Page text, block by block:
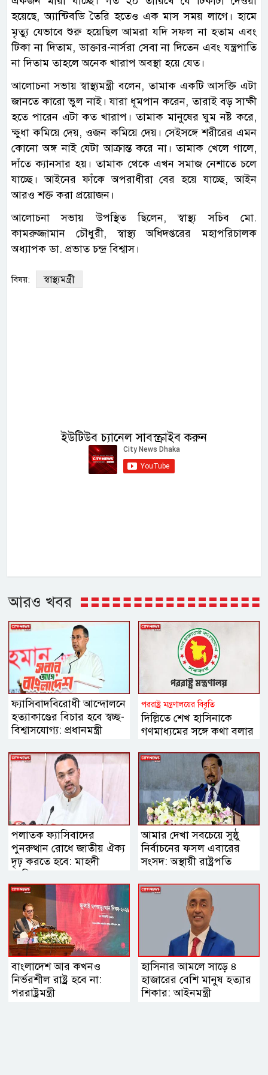
হয়েছে, অ্যান্টিবডি তৈরি হতেও এক মাস সময় লাগে। হামে
মৃত্যু যেভাবে শুরু হয়েছিল আমরা যদি সফল না হতাম এবং
টিকা না দিতাম, ডাক্তার-নার্সরা সেবা না দিতেন এবং যন্ত্রপাতি
না দিতাম তাহলে অনেক খারাপ অবস্থা হয়ে যেত।
আলোচনা সভায় স্বাস্থ্যমন্ত্রী বলেন, তামাক একটি আসক্তি এটা
জানতে কারো ভুল নাই। যারা ধূমপান করেন, তারাই বড় সাক্ষী
হতে পারেন এটা কত খারাপ। তামাক মানুষের ঘুম নষ্ট করে,
ক্ষুধা কমিয়ে দেয়, ওজন কমিয়ে দেয়। সেইসঙ্গে শরীরের এমন
কোনো অঙ্গ নাই যেটা আক্রান্ত করে না। তামাক খেলে গালে,
দাঁতে ক্যানসার হয়। তামাক থেকে এখন সমাজ নেশাতে চলে
যাচ্ছে। আইনের ফাঁকে অপরাধীরা বের হয়ে যাচ্ছে, আইন
আরও শক্ত করা প্রয়োজন।
আলোচনা সভায় উপস্থিত ছিলেন, স্বাস্থ্য সচিব মো.
কামরুজ্জামান চৌধুরী, স্বাস্থ্য অধিদপ্তরের মহাপরিচালক
অধ্যাপক ডা. প্রভাত চন্দ্র বিশ্বাস।
বিষয়: স্বাস্থ্যমন্ত্রী
ইউটিউব চ্যানেল সাবস্ক্রাইব করুন
আরও খবর
ফ্যাসিবাদবিরোধী আন্দোলনে
হত্যাকাণ্ডের বিচার হবে স্বচ্ছ-
বিশ্বাসযোগ্য: প্রধানমন্ত্রী
পররাষ্ট্র মন্ত্রণালয়ের বিবৃতি
দিল্লিতে শেখ হাসিনাকে
গণমাধ্যমের সঙ্গে কথা বলার
পলাতক ফ্যাসিবাদের
পুনরুত্থান রোধে জাতীয় ঐক্য
দৃঢ় করতে হবে: মাহদী
আমিন
আমার দেখা সবচেয়ে সুষ্ঠু
নির্বাচনের ফসল এবারের
সংসদ: অস্থায়ী রাষ্ট্রপতি
বাংলাদেশ আর কখনও
নির্ভরশীল রাষ্ট্র হবে না:
পররাষ্ট্রমন্ত্রী
হাসিনার আমলে সাড়ে ৪
হাজারের বেশি মানুষ হত্যার
শিকার: আইনমন্ত্রী